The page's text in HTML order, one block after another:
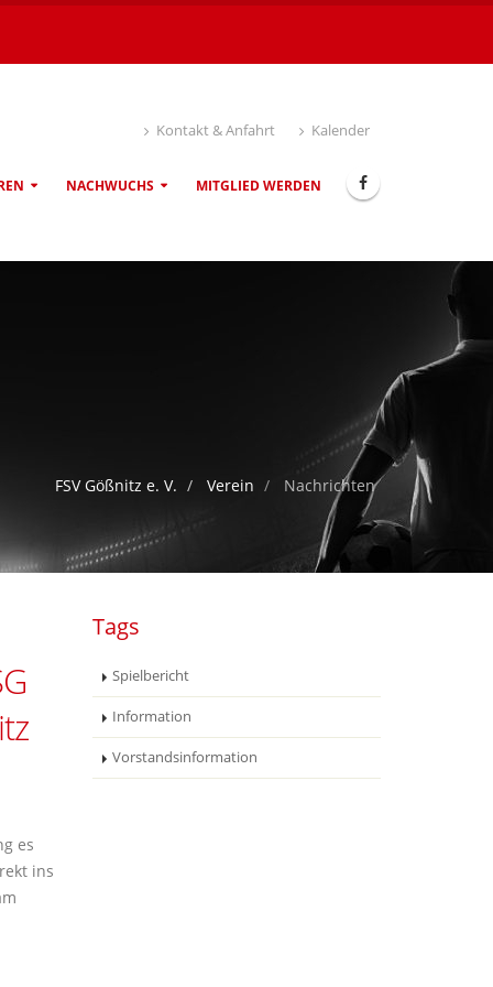
Kontakt & Anfahrt Kalender
NACHWUCHS MITGLIED WERDEN
FSV Gößnitz e. V. Verein Nachrichten
es
ins
Tags
Spielbericht
Information
Vorstandsinformation